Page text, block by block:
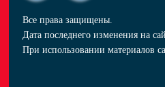
Все права защищены.
Дата последнего изменения на
При использовании материалов